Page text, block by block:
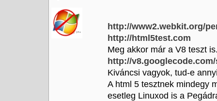
http://www2.webkit.org/
http://html5test.com
Meg akkor már a V8 teszt
http://
Kiváncsi vagyok, tud-e
A html 5 tesztnek mindegy
esetleg Linuxod is a